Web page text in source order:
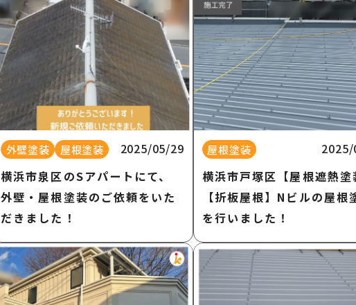
外壁塗装 屋根塗装
2025/05/29
横浜市泉区のSアパートにて、
外壁・屋根塗装のご依頼をいた
だきました！
屋根塗装
横浜市戸塚区【屋根遮熱塗
【折板屋根】Nビルの屋根
を行いました！